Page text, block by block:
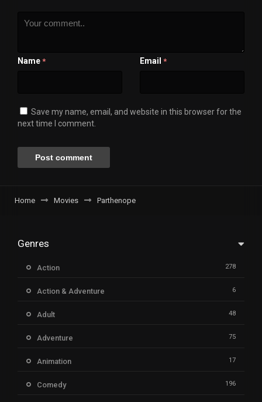
Name * Email *
Save my name, email, and website in this browser for the
next time I comment.
Home Movies Parthenope
Genres
Action 278
Action & Adventure 6
Adult 48
Adventure 75
Animation 17
Comedy 196